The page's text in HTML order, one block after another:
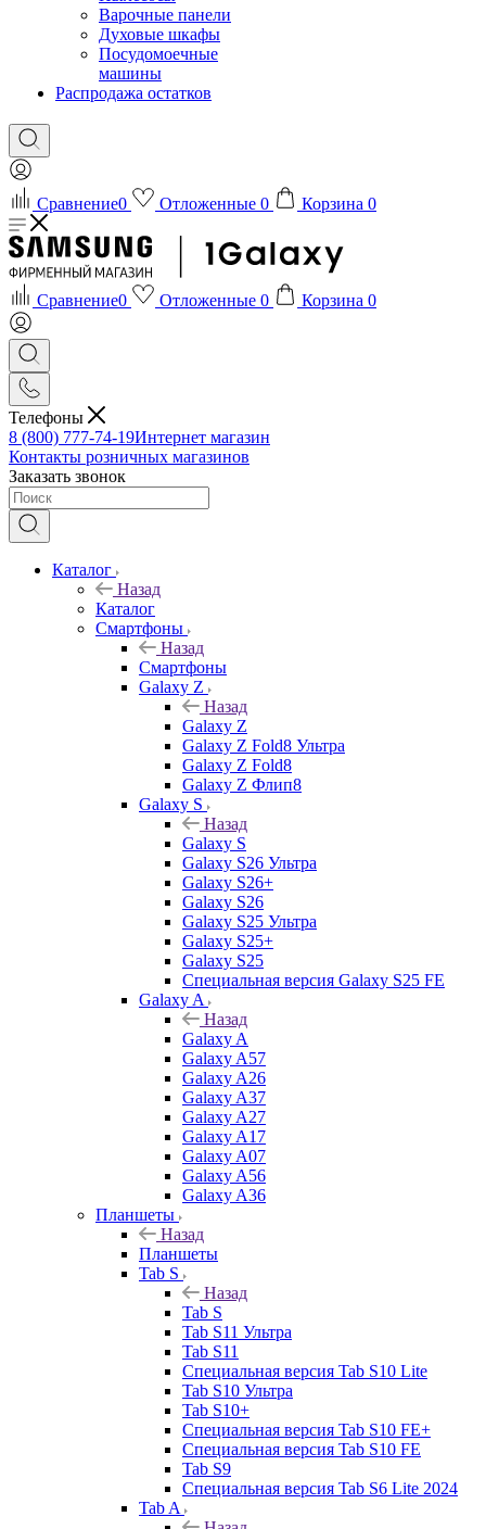
Варочные панели
Духовые шкафы
Посудомоечные
машины
Распродажа остатков
Сравнение0 Отложенные 0 Корзина 0
Сравнение0 Отложенные 0 Корзина 0
Телефоны
8 (800) 777-74-19Интернет магазин
Контакты розничных магазинов
Заказать звонок
Каталог
Назад
Каталог
Смартфоны
Назад
Смартфоны
Galaxy Z
Назад
Galaxy Z
Galaxy Z Fold8 Ультра
Galaxy Z Fold8
Galaxy Z Флип8
Galaxy S
Назад
Galaxy S
Galaxy S26 Ультра
Galaxy S26+
Galaxy S26
Galaxy S25 Ультра
Galaxy S25+
Galaxy S25
Специальная версия Galaxy S25 FE
Galaxy A
Назад
Galaxy A
Galaxy A57
Galaxy A26
Galaxy A37
Galaxy A27
Galaxy A17
Galaxy A07
Galaxy A56
Galaxy A36
Планшеты
Назад
Планшеты
Tab S
Назад
Tab S
Tab S11 Ультра
Tab S11
Специальная версия Tab S10 Lite
Tab S10 Ультра
Tab S10+
Специальная версия Tab S10 FE+
Специальная версия Tab S10 FE
Tab S9
Специальная версия Tab S6 Lite 2024
Tab A